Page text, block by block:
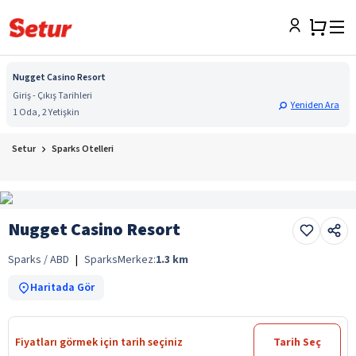
Nugget Casino Resort
Giriş - Çıkış Tarihleri
1 Oda, 2 Yetişkin
Yeniden Ara
Setur Sparks Otelleri
Nugget Casino Resort
Sparks / ABD | SparksMerkez:1.3 km
Haritada Gör
Fiyatları görmek için tarih seçiniz Tarih Seç